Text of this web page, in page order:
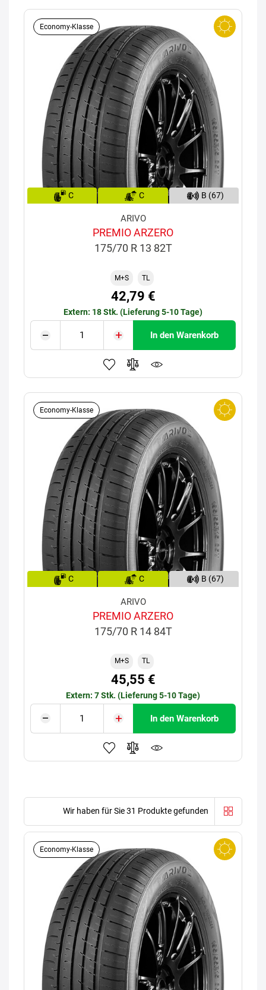
Economy-Klasse
C C B (67)
ARIVO
PREMIO ARZERO
175/70 R 13 82T
M+S TL
42,79 €
Extern: 18 Stk. (Lieferung 5-10 Tage)
In den Warenkorb
Economy-Klasse
C C B (67)
ARIVO
PREMIO ARZERO
175/70 R 14 84T
M+S TL
45,55 €
Extern: 7 Stk. (Lieferung 5-10 Tage)
In den Warenkorb
Wir haben für Sie 31 Produkte gefunden
Economy-Klasse